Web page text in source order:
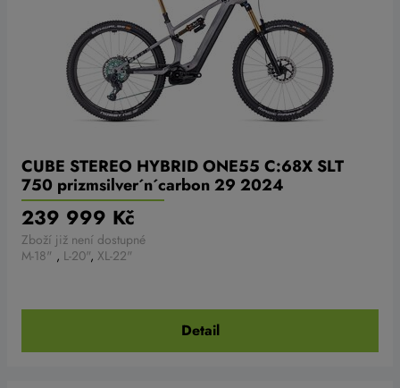
CUBE STEREO HYBRID ONE55 C:68X SLT
750 prizmsilver´n´carbon 29 2024
239 999 Kč
Zboží již není dostupné
M-18" , L-20", XL-22"
Detail